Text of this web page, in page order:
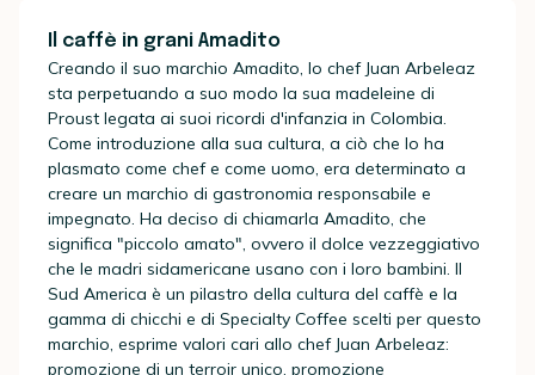
Il caffè in grani Amadito
Creando il suo marchio Amadito, lo chef Juan Arbeleaz
sta perpetuando a suo modo la sua madeleine di
Proust legata ai suoi ricordi d'infanzia in Colombia.
Come introduzione alla sua cultura, a ciò che lo ha
plasmato come chef e come uomo, era determinato a
creare un marchio di gastronomia responsabile e
impegnato. Ha deciso di chiamarla Amadito, che
significa "piccolo amato", ovvero il dolce vezzeggiativo
che le madri sidamericane usano con i loro bambini. Il
Sud America è un pilastro della cultura del caffè e la
gamma di chicchi e di Specialty Coffee scelti per questo
marchio, esprime valori cari allo chef Juan Arbeleaz:
promozione di un terroir unico, promozione